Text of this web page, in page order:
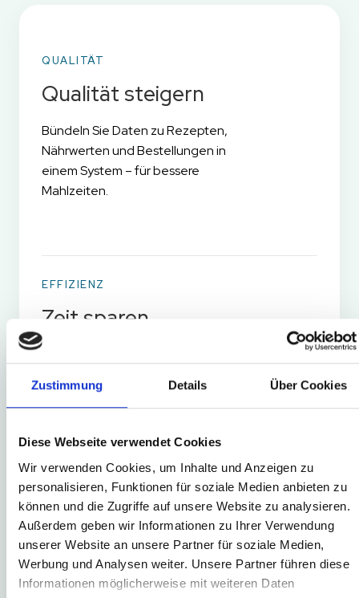
Zustimmung Details Über Cookies
Diese Webseite verwendet Cookies
Wir verwenden Cookies, um Inhalte und Anzeigen zu
personalisieren, Funktionen für soziale Medien anbieten zu
können und die Zugriffe auf unsere Website zu analysieren.
Außerdem geben wir Informationen zu Ihrer Verwendung
unserer Website an unsere Partner für soziale Medien,
Werbung und Analysen weiter. Unsere Partner führen diese
Informationen möglicherweise mit weiteren Daten
QUALITÄT
Qualität steigern
Bündeln Sie Daten zu Rezepten,
Nährwerten und Bestellungen in
einem System – für bessere
Mahlzeiten.
EFFIZIENZ
Zeit sparen
Prozessen in einem gemeinsamen
KONTROLLE
Mehr Kontrolle
Behalten Sie Produktion,